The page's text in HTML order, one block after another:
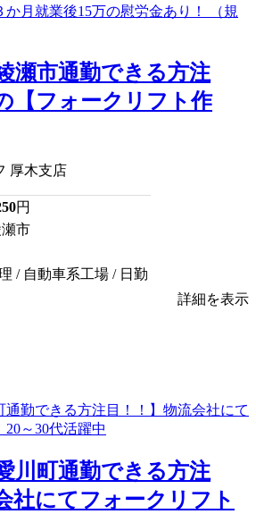
瀬市通勤できる方注
【フォークリフト作
厚木支店
円
市
/ 自動車系工場 / 日勤
詳細を表示
川町通勤できる方注
社にてフォークリフト